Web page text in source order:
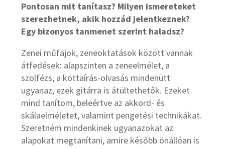
Pontosan mit tanítasz? Milyen ismereteket
szerezhetnek, akik hozzád jelentkeznek?
Egy bizonyos tanmenet szerint haladsz?
Zenei műfajok, zeneoktatások között vannak
átfedések: alapszinten a zeneelmélet, a
szolfézs, a kottaírás-olvasás mindenütt
ugyanaz, ezek gitárra is átültethetők. Ezeket
mind tanítom, beleértve az akkord- és
skálaelméletet, valamint pengetési technikákat.
Szeretném mindenkinek ugyanazokat az
alapokat megtanítani, amire később önállóan is